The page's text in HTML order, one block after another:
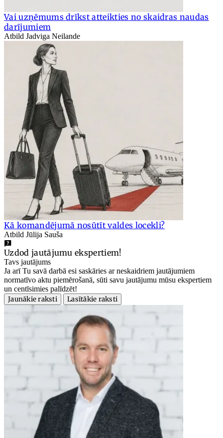
Vai uzņēmums drīkst atteikties no skaidras naudas
darījumiem
Atbild Jadviga Neilande
Kā komandējumā nosūtīt valdes locekli?
Atbild Jūlija Sauša
Uzdod jautājumu ekspertiem!
Tavs jautājums
Ja arī Tu savā darbā esi saskāries ar neskaidriem jautājumiem
normatīvo aktu piemērošanā, sūti savu jautājumu mūsu ekspertiem
un centīsimies palīdzēt!
Jaunākie raksti
Lasītākie raksti